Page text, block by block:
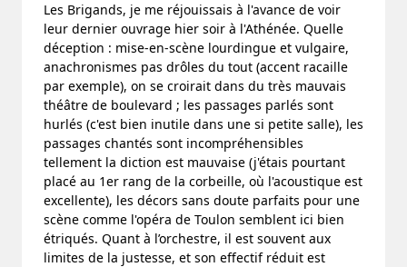
Les Brigands, je me réjouissais à l'avance de voir
leur dernier ouvrage hier soir à l'Athénée. Quelle
déception : mise-en-scène lourdingue et vulgaire,
anachronismes pas drôles du tout (accent racaille
par exemple), on se croirait dans du très mauvais
théâtre de boulevard ; les passages parlés sont
hurlés (c'est bien inutile dans une si petite salle), les
passages chantés sont incompréhensibles
tellement la diction est mauvaise (j'étais pourtant
placé au 1er rang de la corbeille, où l'acoustique est
excellente), les décors sans doute parfaits pour une
scène comme l'opéra de Toulon semblent ici bien
étriqués. Quant à l’orchestre, il est souvent aux
limites de la justesse, et son effectif réduit est